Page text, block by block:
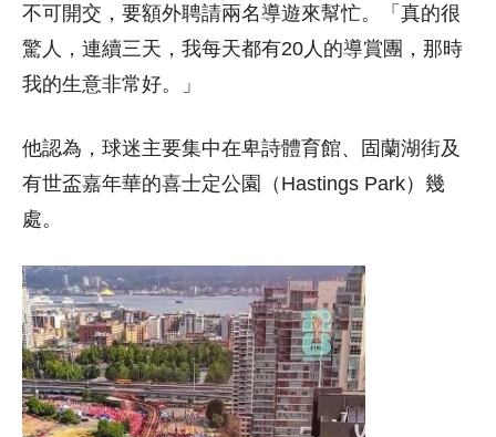
不可開交，要額外聘請兩名導遊來幫忙。「真的很
驚人，連續三天，我每天都有20人的導賞團，那時
我的生意非常好。」
他認為，球迷主要集中在卑詩體育館、固蘭湖街及
有世盃嘉年華的喜士定公園（Hastings Park）幾
處。